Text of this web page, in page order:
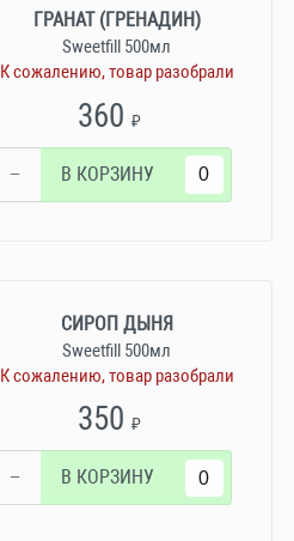
ГРАНАТ (ГРЕНАДИН)
Sweetfill 500мл
К сожалению, товар разобрали
360₽
− В КОРЗИНУ
СИРОП ДЫНЯ
Sweetfill 500мл
К сожалению, товар разобрали
350₽
− В КОРЗИНУ